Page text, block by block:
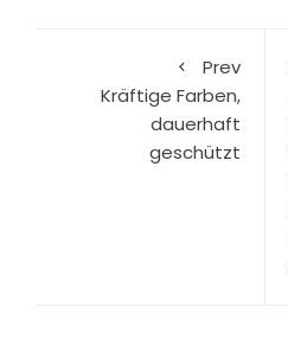
Prev
Kräftige Farben,
dauerhaft
geschützt